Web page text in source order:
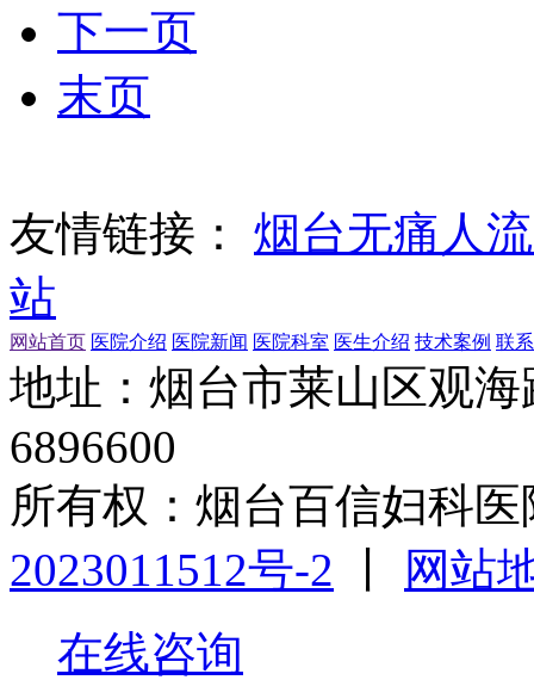
下一页
末页
友情链接：
烟台无痛人
站
网站首页 医院介绍 医院新闻 医院科室 医生介绍 技术案例 联
地址：烟台市莱山区观
6896600
所有权：烟台百信妇科
2023011512号-2
网站
在线咨询